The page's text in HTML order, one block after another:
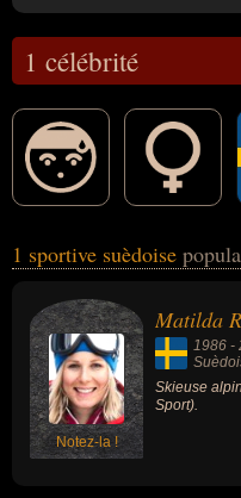
1 célébrité
peuvent avoir des liens variés
skieuse alpine.
1 sportive suèdoise
Notez-la !
Matilda
1986 -
Skieuse
Sport).